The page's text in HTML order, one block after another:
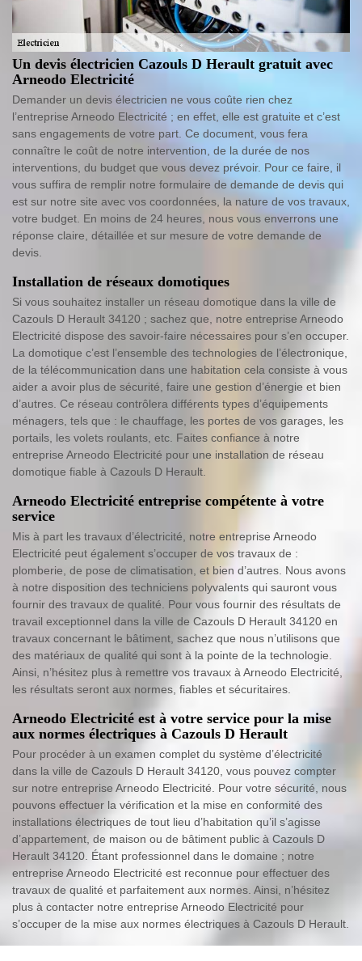
Un devis électricien Cazouls D Herault gratuit avec
Arneodo Electricité
Demander un devis électricien ne vous coûte rien chez
l’entreprise Arneodo Electricité ; en effet, elle est gratuite et c’est
sans engagements de votre part. Ce document, vous fera
connaître le coût de notre intervention, de la durée de nos
interventions, du budget que vous devez prévoir. Pour ce faire, il
vous suffira de remplir notre formulaire de demande de devis qui
est sur notre site avec vos coordonnées, la nature de vos travaux,
votre budget. En moins de 24 heures, nous vous enverrons une
réponse claire, détaillée et sur mesure de votre demande de
devis.
Installation de réseaux domotiques
Si vous souhaitez installer un réseau domotique dans la ville de
Cazouls D Herault 34120 ; sachez que, notre entreprise Arneodo
Electricité dispose des savoir-faire nécessaires pour s’en occuper.
La domotique c’est l’ensemble des technologies de l’électronique,
de la télécommunication dans une habitation cela consiste à vous
aider a avoir plus de sécurité, faire une gestion d’énergie et bien
d’autres. Ce réseau contrôlera différents types d’équipements
ménagers, tels que : le chauffage, les portes de vos garages, les
portails, les volets roulants, etc. Faites confiance à notre
entreprise Arneodo Electricité pour une installation de réseau
domotique fiable à Cazouls D Herault.
Arneodo Electricité entreprise compétente à votre
service
Mis à part les travaux d’électricité, notre entreprise Arneodo
Electricité peut également s’occuper de vos travaux de :
plomberie, de pose de climatisation, et bien d’autres. Nous avons
à notre disposition des techniciens polyvalents qui sauront vous
fournir des travaux de qualité. Pour vous fournir des résultats de
travail exceptionnel dans la ville de Cazouls D Herault 34120 en
travaux concernant le bâtiment, sachez que nous n’utilisons que
des matériaux de qualité qui sont à la pointe de la technologie.
Ainsi, n’hésitez plus à remettre vos travaux à Arneodo Electricité,
les résultats seront aux normes, fiables et sécuritaires.
Arneodo Electricité est à votre service pour la mise
aux normes électriques à Cazouls D Herault
Pour procéder à un examen complet du système d’électricité
dans la ville de Cazouls D Herault 34120, vous pouvez compter
sur notre entreprise Arneodo Electricité. Pour votre sécurité, nous
pouvons effectuer la vérification et la mise en conformité des
installations électriques de tout lieu d’habitation qu’il s’agisse
d’appartement, de maison ou de bâtiment public à Cazouls D
Herault 34120. Étant professionnel dans le domaine ; notre
entreprise Arneodo Electricité est reconnue pour effectuer des
travaux de qualité et parfaitement aux normes. Ainsi, n’hésitez
plus à contacter notre entreprise Arneodo Electricité pour
s’occuper de la mise aux normes électriques à Cazouls D Herault.